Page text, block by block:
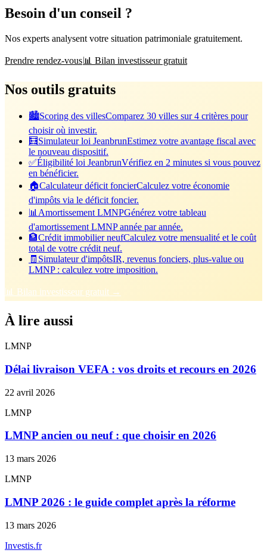
Besoin d'un conseil ?
Nos experts analysent votre situation patrimoniale gratuitement.
Prendre rendez-vous📊 Bilan investisseur gratuit
Nos outils gratuits
🏙️Scoring des villesComparez 30 villes sur 4 critères pour
choisir où investir.
🧮Simulateur loi JeanbrunEstimez votre avantage fiscal avec
le nouveau dispositif.
✅Éligibilité loi JeanbrunVérifiez en 2 minutes si vous pouvez
en bénéficier.
🏠Calculateur déficit foncierCalculez votre économie
d'impôts via le déficit foncier.
📊Amortissement LMNPGénérez votre tableau
d'amortissement LMNP année par année.
🏦Crédit immobilier neufCalculez votre mensualité et le coût
total de votre crédit neuf.
🧾 Simulateur d'impôtsIR, revenus fonciers, plus-value ou
LMNP : calculez votre imposition.
📊 Bilan investisseur gratuit →
À lire aussi
LMNP
Délai livraison VEFA : vos droits et recours en 2026
22 avril 2026
LMNP
LMNP ancien ou neuf : que choisir en 2026
13 mars 2026
LMNP
LMNP 2026 : le guide complet après la réforme
13 mars 2026
Investis.fr